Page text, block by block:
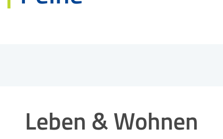
Leben & Wohnen